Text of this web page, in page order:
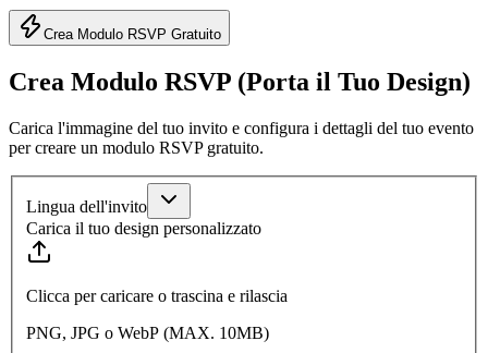
Crea Modulo RSVP Gratuito
Crea Modulo RSVP (Porta il Tuo Design)
Carica l'immagine del tuo invito e configura i dettagli del tuo evento
per creare un modulo RSVP gratuito.
Lingua dell'invito
Carica il tuo design personalizzato
Clicca per caricare o trascina e rilascia
PNG, JPG o WebP (MAX. 10MB)